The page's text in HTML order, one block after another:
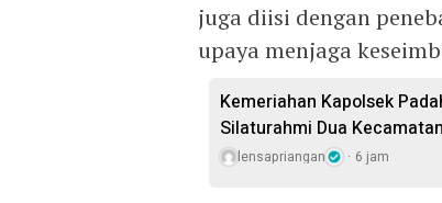
juga diisi dengan
upaya menjaga
Kemeriahan Kapolsek
Silaturahmi Dua Kecamatan
lensapriangan 6 jam